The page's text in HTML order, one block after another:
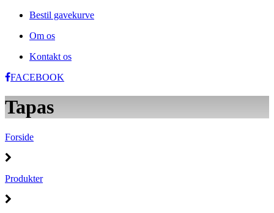
Bestil gavekurve
Om os
Kontakt os
FACEBOOK
Tapas
Forside
Produkter